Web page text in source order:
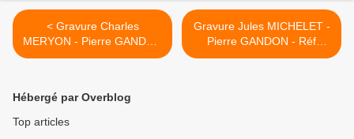
< Gravure Charles
MERYON - Pierre GANDON
- Réf 29968
Gravure Jules MICHELET -
Pierre GANDON - Réf
29912 >
Hébergé par Overblog
Top articles